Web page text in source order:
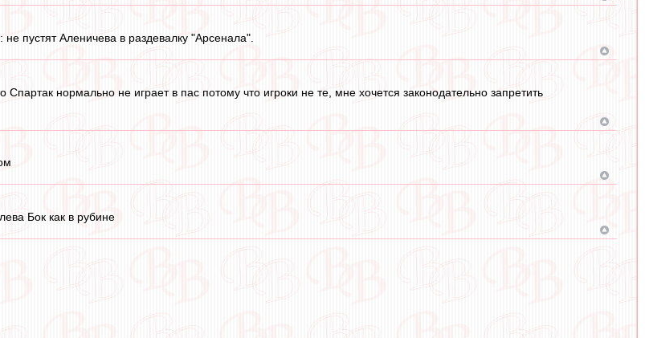
пустят Аленичева в раздевалку "Арсенала".
Спартак нормально не играет в пас потому что игроки не те, мне хочется законодательно запретить
Бок как в рубине